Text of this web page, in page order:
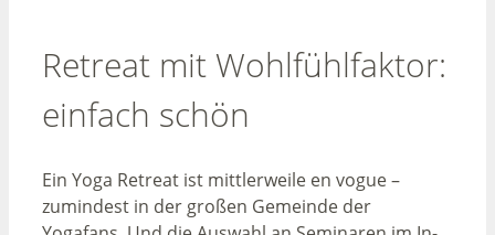
Retreat mit Wohlfühlfaktor:
einfach schön
Ein Yoga Retreat ist mittlerweile en vogue –
zumindest in der großen Gemeinde der